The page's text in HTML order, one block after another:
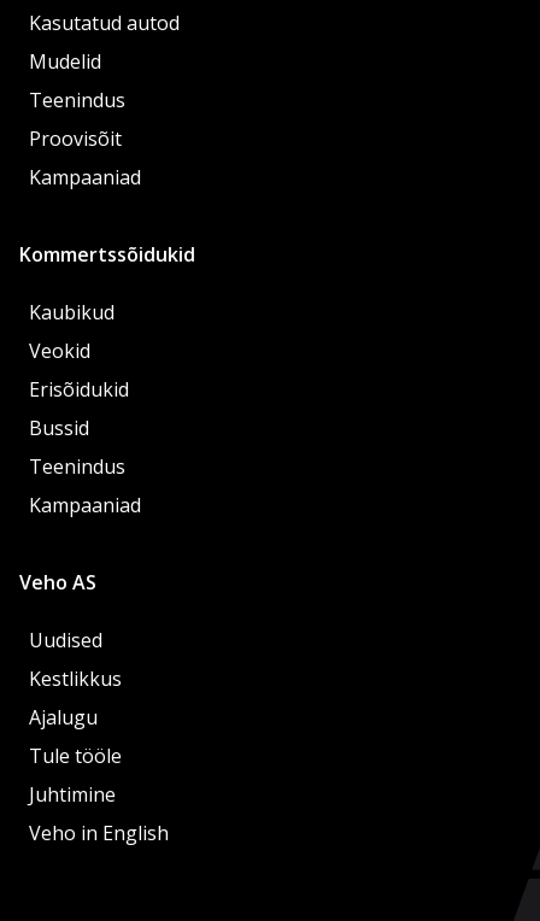
Kasutatud autod
Mudelid
Teenindus
Proovisõit
Kampaaniad
Kommertssõidukid
Kaubikud
Veokid
Erisõidukid
Bussid
Teenindus
Kampaaniad
Veho AS
Uudised
Kestlikkus
Ajalugu
Tule tööle
Juhtimine
Veho in English